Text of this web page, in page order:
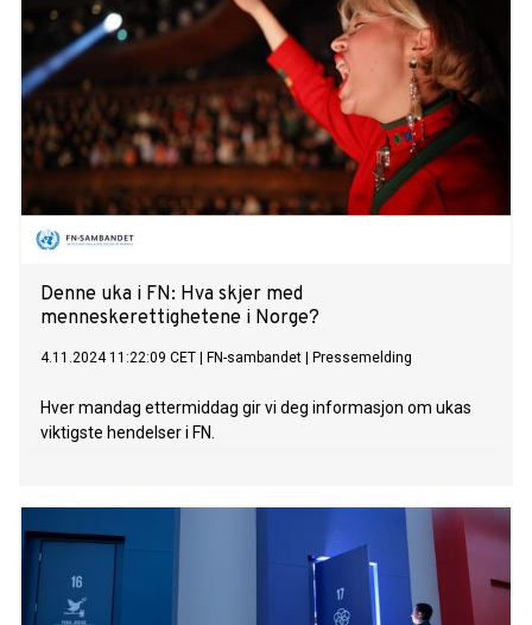
Denne uka i FN: Hva skjer med
menneskerettighetene i Norge?
4.11.2024 11:22:09 CET FN-sambandet Pressemelding
Hver mandag ettermiddag gir vi deg informasjon om ukas
viktigste hendelser i FN.